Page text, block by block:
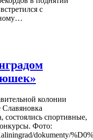
с
колонии
состоялись спортивные,
Фото:
dokumenty/